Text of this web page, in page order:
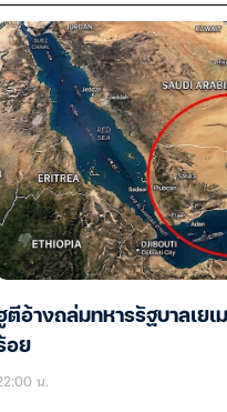
ตีอ้างถล่มทหารรัฐบาลเยเ
อย
น.